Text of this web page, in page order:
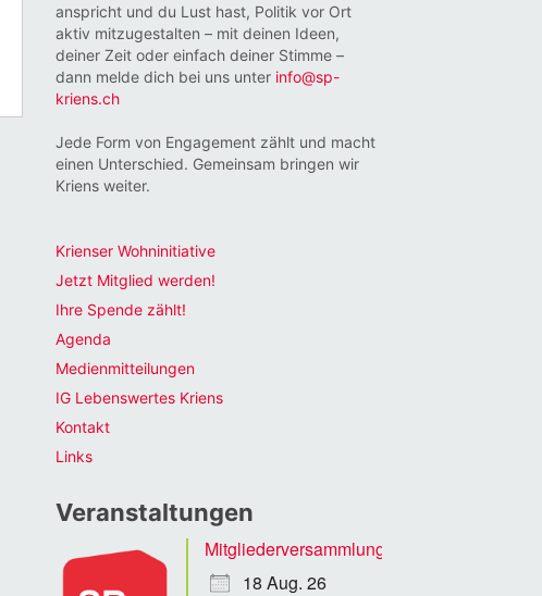
anspricht und du Lust hast, Politik vor Ort
aktiv mitzugestalten – mit deinen Ideen,
deiner Zeit oder einfach deiner Stimme –
dann melde dich bei uns unter info@sp-
kriens.ch
Jede Form von Engagement zählt und macht
einen Unterschied. Gemeinsam bringen wir
Kriens weiter.
Krienser Wohninitiative
Jetzt Mitglied werden!
Ihre Spende zählt!
Agenda
Medienmitteilungen
IG Lebenswertes Kriens
Kontakt
Links
Veranstaltungen
Mitgliederversammlung
18 Aug. 26